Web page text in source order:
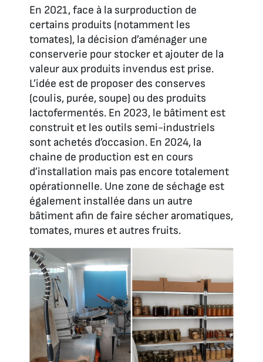
En 2021, face à la surproduction de
certains produits (notamment les
tomates), la décision d’aménager une
conserverie pour stocker et ajouter de la
valeur aux produits invendus est prise.
L’idée est de proposer des conserves
(coulis, purée, soupe) ou des produits
lactofermentés. En 2023, le bâtiment est
construit et les outils semi-industriels
sont achetés d’occasion. En 2024, la
chaine de production est en cours
d’installation mais pas encore totalement
opérationnelle. Une zone de séchage est
également installée dans un autre
bâtiment afin de faire sécher aromatiques,
tomates, mures et autres fruits.